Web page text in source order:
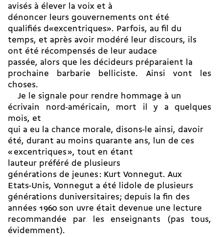
avisés à élever la voix et à
dénoncer leurs gouvernements ont été
qualifiés d«excentriques». Parfois, au fil du
temps, et après avoir modéré leur discours, ils
ont été récompensés de leur audace
passée, alors que les décideurs préparaient la
prochaine barbarie belliciste. Ainsi vont les
choses.
Je le signale pour rendre hommage à un
écrivain nord-américain, mort il y a quelques
mois, et
qui a eu la chance morale, disons-le ainsi, davoir
été, durant au moins quarante ans, lun de ces
« excentriques », tout en étant
lauteur préféré de plusieurs
générations de jeunes : Kurt Vonnegut. Aux
Etats-Unis, Vonnegut a été lidole de plusieurs
générations duniversitaires ; depuis la fin des
années 1960 son uvre était devenue une lecture
recommandée par les enseignants (pas tous,
évidemment).